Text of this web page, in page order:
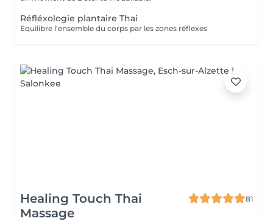
Réfléxologie plantaire Thai
Equilibre l'ensemble du corps par les zones réflexes
Healing Touch Thai
Massage
81